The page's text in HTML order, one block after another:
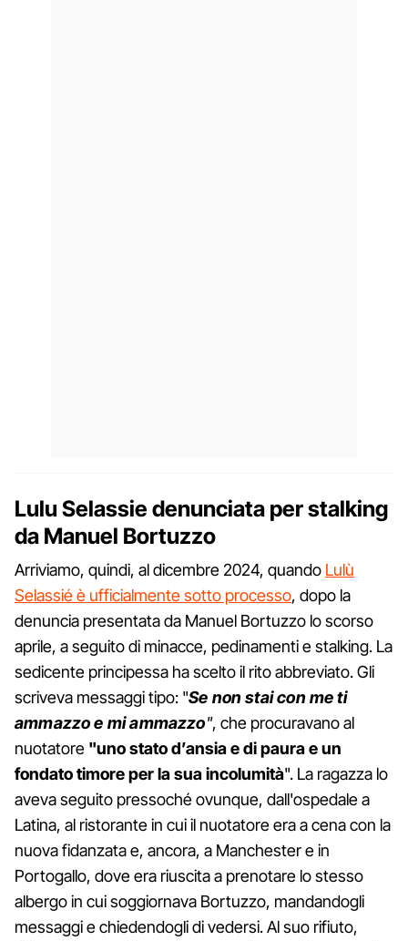
Lulu Selassie denunciata per stalking
da Manuel Bortuzzo
Arriviamo, quindi, al dicembre 2024, quando Lulù
Selassié è ufficialmente sotto processo, dopo la
denuncia presentata da Manuel Bortuzzo lo scorso
aprile, a seguito di minacce, pedinamenti e stalking. La
sedicente principessa ha scelto il rito abbreviato. Gli
scriveva messaggi tipo: "Se non stai con me ti
ammazzo e mi ammazzo", che procuravano al
nuotatore "uno stato d’ansia e di paura e un
fondato timore per la sua incolumità". La ragazza lo
aveva seguito pressoché ovunque, dall'ospedale a
Latina, al ristorante in cui il nuotatore era a cena con la
nuova fidanzata e, ancora, a Manchester e in
Portogallo, dove era riuscita a prenotare lo stesso
albergo in cui soggiornava Bortuzzo, mandandogli
messaggi e chiedendogli di vedersi. Al suo rifiuto,